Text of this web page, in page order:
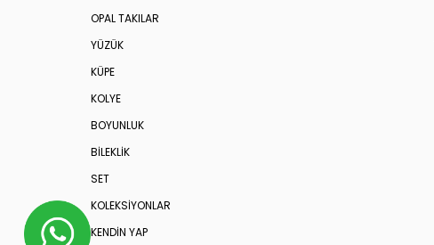
OPAL TAKILAR
YÜZÜK
KÜPE
KOLYE
BOYUNLUK
BİLEKLİK
SET
KOLEKSIYONLAR
KENDİN YAP